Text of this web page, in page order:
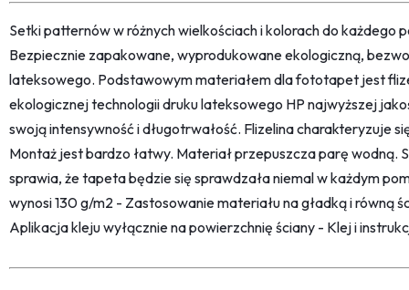
Setki patternów w różnych wielkościach i kolorach do każdego
Bezpiecznie zapakowane, wyprodukowane ekologiczną,
lateksowego. Podstawowym materiałem dla fototapet jest
ekologicznej technologii druku lateksowego HP najwyższej
swoją intensywność i długotrwałość. Flizelina charakteryzuje
Montaż jest bardzo łatwy. Materiał przepuszcza parę wodną.
sprawia, że tapeta będzie się sprawdzała niemal w każdym
wynosi 130 g/m2 - Zastosowanie materiału na gładką i równą
Aplikacja kleju wyłącznie na powierzchnię ściany - Klej i